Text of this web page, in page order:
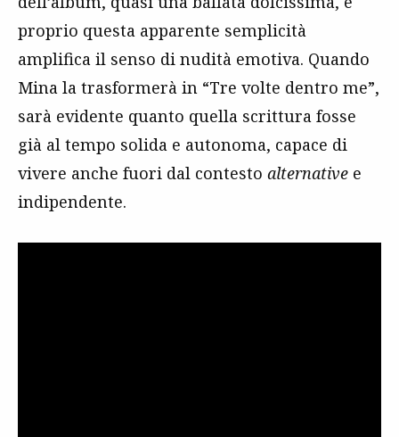
proprio questa apparente semplicità
amplifica il senso di nudità emotiva. Quando
Mina la trasformerà in “Tre volte dentro me”,
sarà evidente quanto quella scrittura fosse
già al tempo solida e autonoma, capace di
vivere anche fuori dal contesto alternative e
indipendente.